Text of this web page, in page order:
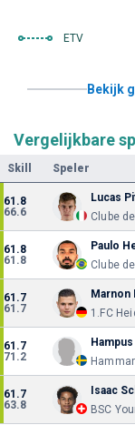
ETV
Bekijk
Vergelijkbare
Skill Speler
61.8
66.6
Lucas
Clube
61.8
61.8
Paulo
Clube
61.7
61.7
Marnon
1.FC
61.7
71.2
61.7
63.8
Isaac
BSC